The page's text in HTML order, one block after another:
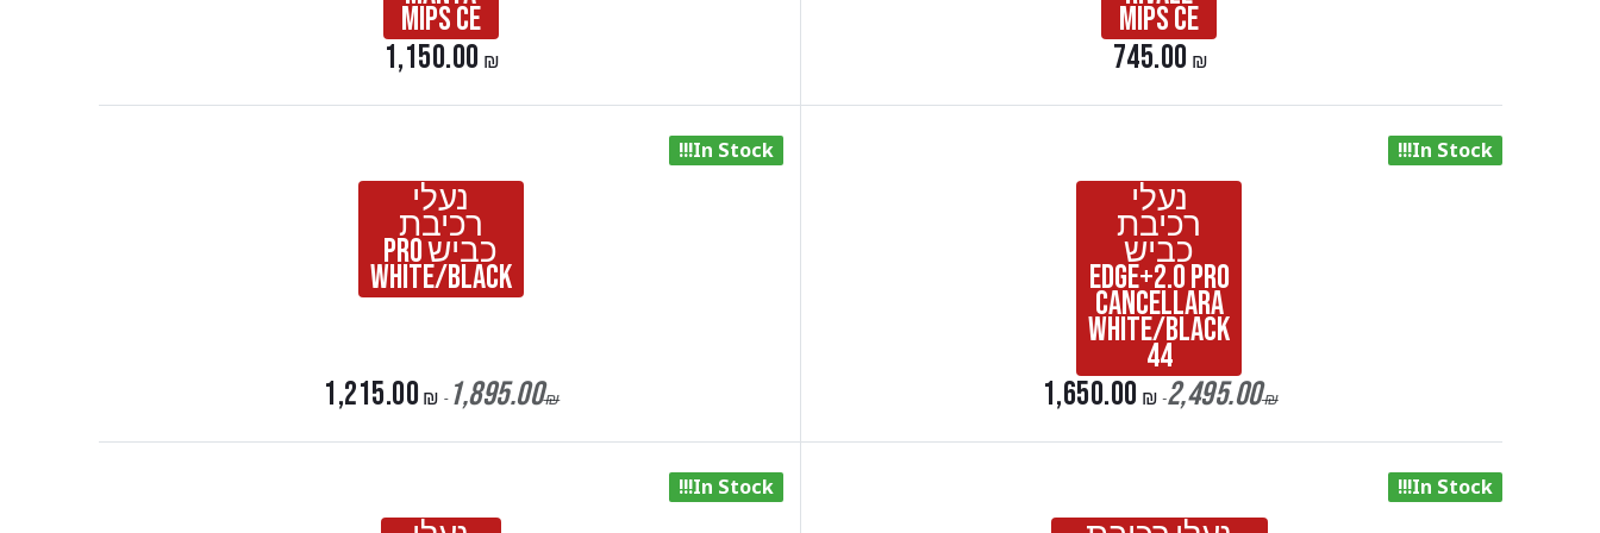
Mips Ce
₪
745.00
Mips Ce
₪
1,150.00
In Stock!!!
נעלי
רכיבת
כביש
EDGE+2.0 Pro
Cancellara
white/black
44
₪
2,495.00
₪
1,650.00
In Stock!!!
נעלי
רכיבת
כביש Pro
white/black
₪
1,895.00
₪
1,215.00
In Stock!!!
In Stock!!!